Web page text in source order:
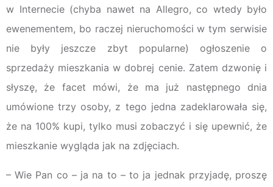
w Internecie (chyba nawet na Allegro, co wtedy było
ewenementem, bo raczej nieruchomości w tym serwisie
nie były jeszcze zbyt popularne) ogłoszenie o
sprzedaży mieszkania w dobrej cenie. Zatem dzwonię i
słyszę, że facet mówi, że ma już następnego dnia
umówione trzy osoby, z tego jedna zadeklarowała się,
że na 100% kupi, tylko musi zobaczyć i się upewnić, że
mieszkanie wygląda jak na zdjęciach.
– Wie Pan co – ja na to – to ja jednak przyjadę, proszę